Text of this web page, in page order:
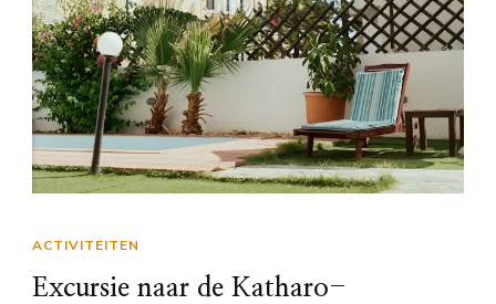
ACTIVITEITEN
Excursie naar de Katharo-